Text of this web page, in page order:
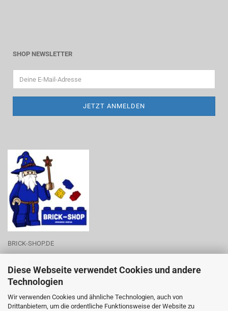
Diese Webseite verwendet Cookies und andere
Technologien
Wir verwenden Cookies und ähnliche Technologien, auch von
Drittanbietern, um die ordentliche Funktionsweise der Website zu
SHOP NEWSLETTER
BRICK-SHOP.DE
Zum Rittergut 28
06188 Landsberg
Tel.-Nr.: 0176-53788219